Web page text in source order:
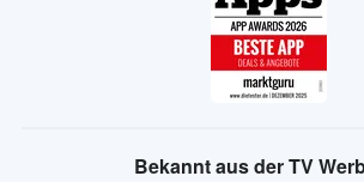
Bekannt aus der TV